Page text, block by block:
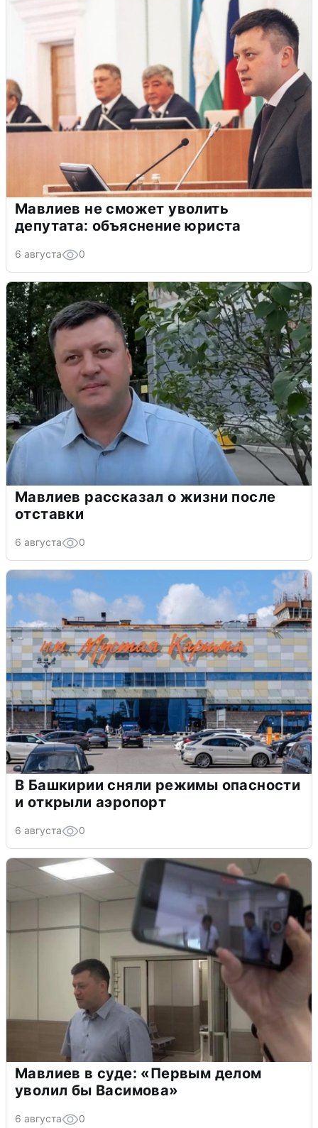
Мавлиев не сможет уволить
депутата: объяснение юриста
6 августа 0
Мавлиев рассказал о жизни после
отставки
6 августа 0
В Башкирии сняли режимы опасности
и открыли аэропорт
6 августа 0
Мавлиев в суде: «Первым делом
уволил бы Васимова»
6 августа 0